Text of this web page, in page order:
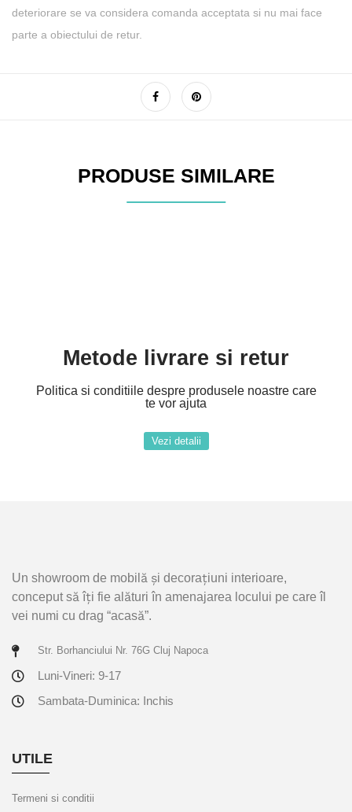
deteriorare se va considera comanda acceptata si nu mai face
parte a obiectului de retur.
PRODUSE SIMILARE
Metode livrare si retur
Politica si conditiile despre produsele noastre care
te vor ajuta
Vezi detalii
Un showroom de mobilă și decorațiuni interioare,
conceput să îți fie alături în amenajarea locului pe care îl
vei numi cu drag “acasă”.
Str. Borhanciului Nr. 76G Cluj Napoca
Luni-Vineri: 9-17
Sambata-Duminica: Inchis
UTILE
Termeni si conditii